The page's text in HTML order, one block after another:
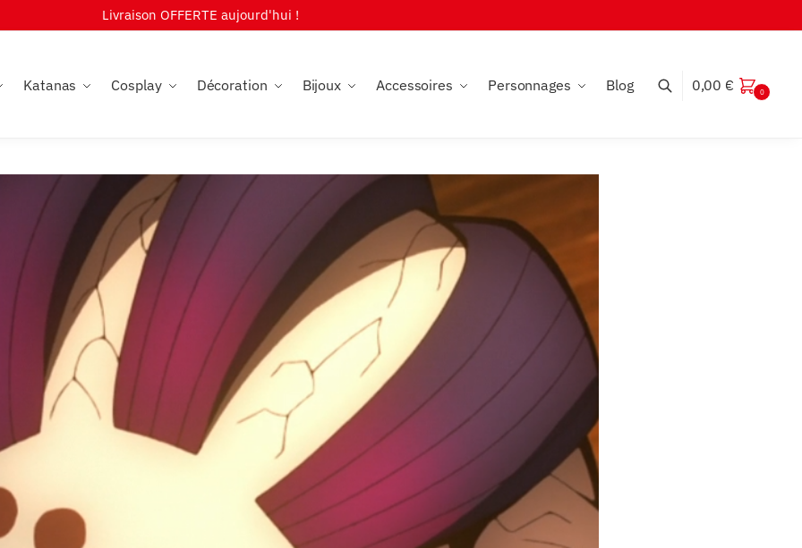
Livraison OFFERTE aujourd'hui !
Katanas Cosplay Décoration Bijoux Accessoires Personnages Blog 0,00 € 0